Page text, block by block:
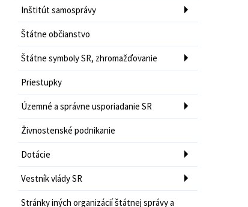
Inštitút samosprávy
Štátne občianstvo
Štátne symboly SR, zhromažďovanie
Priestupky
Územné a správne usporiadanie SR
Živnostenské podnikanie
Dotácie
Vestník vlády SR
Stránky iných organizácií štátnej správy a